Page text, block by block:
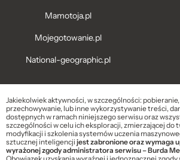
Mamotoja.pl
Mojegotowanie.pl
National-geographic.pl
Jakiekolwiek aktywności, w szczególności:
przechowywanie, lub inne wykorzystywanie treści,
dostępnych w ramach niniejszego serwisu oraz
szczególności w celu ich eksploracji, zmierzającej do
modyfikacji i szkolenia systemów uczenia
sztucznej inteligencjijest zabronione oraz wymaga
wyrażonej zgody administratora serwisu – Burda